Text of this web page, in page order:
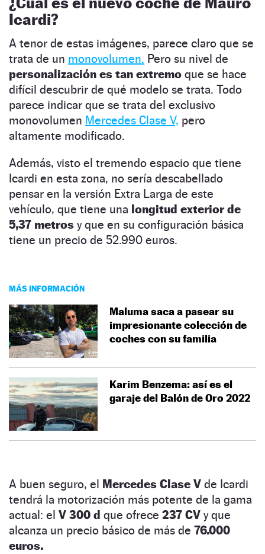
Icardi?
A tenor de estas imágenes, parece claro que se
trata de un monovolumen. Pero su nivel de
personalización es tan extremo que se hace
difícil descubrir de qué modelo se trata. Todo
parece indicar que se trata del exclusivo
monovolumen Mercedes Clase V, pero
altamente modificado.
Además, visto el tremendo espacio que tiene
Icardi en esta zona, no sería descabellado
pensar en la versión Extra Larga de este
vehículo, que tiene una longitud exterior de
5,37 metros y que en su configuración básica
tiene un precio de 52.990 euros.
MÁS INFORMACIÓN
Maluma saca a pasear su
impresionante colección de
coches con su familia
Karim Benzema: así es el
garaje del Balón de Oro 2022
A buen seguro, el Mercedes Clase V de Icardi
tendrá la motorización más potente de la gama
actual: el V 300 d que ofrece 237 CV y que
alcanza un precio básico de más de 76.000
euros.